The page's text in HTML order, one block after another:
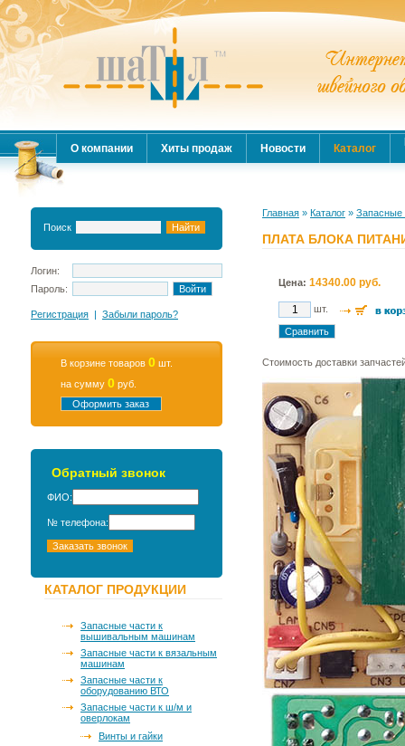
О компании Хиты продаж Новости Каталог
Поиск
Логин:
Пароль:
Регистрация | Забыли пароль?
В корзине товаров 0 шт.
на сумму 0 руб.
Оформить заказ
Обратный звонок
ФИО:
№ телефона:
КАТАЛОГ ПРОДУКЦИИ
Запасные части к
вышивальным машинам
Запасные части к вязальным
машинам
Запасные части к
оборудованию ВТО
Запасные части к ш/м и
оверлокам
Винты и гайки
Главная » Каталог » Запасные
ПЛАТА БЛОКА
Цена: 14340.00 руб.
шт.
Стоимость доставки